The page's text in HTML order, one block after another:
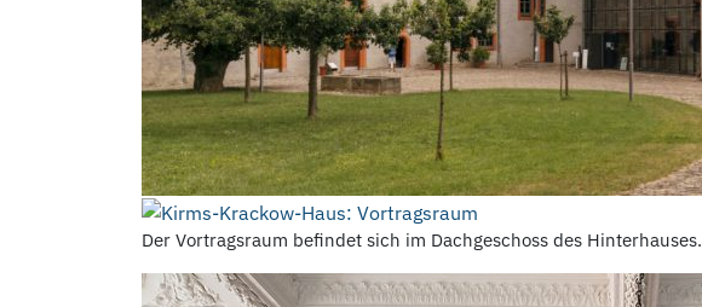
Der Vortragsraum befindet sich im Dachgeschoss des Hinterhauses.